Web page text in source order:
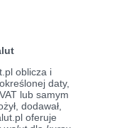
oblicza i
daty,
lub samym
dodawał,
oferuje